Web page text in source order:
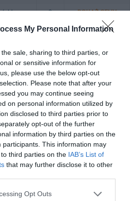
My Personal Information
sale, sharing to third parties, or
or sensitive information for
please use the below opt-out
Please note that after your
you may continue seeing
on personal information utilized by
disclosed to third parties prior to
opt-out of the further
information by third parties on the
participants. This information may
third parties on the IAB’s List of
that may further disclose it to other
Opt Outs
2 POKAŻ CENY
3 POKAŻ CENY
1 POKAŻ CENY
dell'Hotel Fly dispongono di TV color LCD,
bagno privato con doccia, set di cortesia.
z łóżkiem małżeńskim, Trzyosobowy,
wykorzystania.
cenie
Dostęp do Internetu
Klimatyzacja w pomieszczeniach
Portier